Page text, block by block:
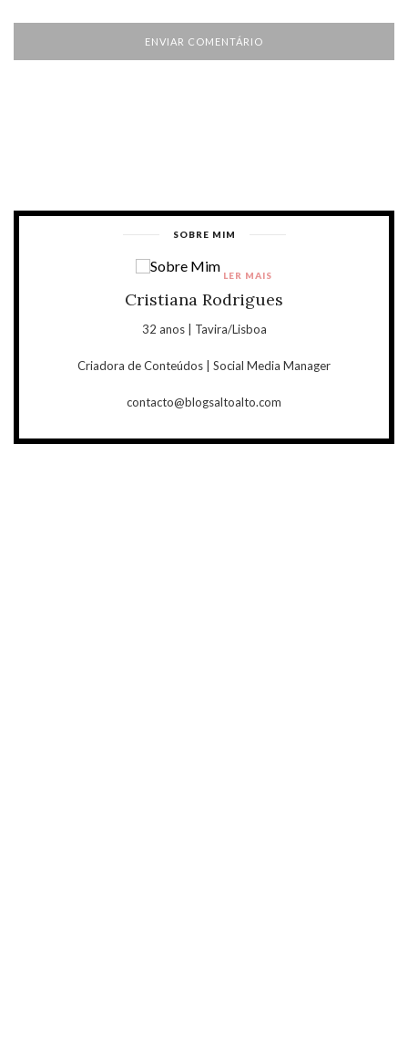
SOBRE MIM
Cristiana Rodrigues
32 anos | Tavira/Lisboa
Criadora de Conteúdos | Social Media Manager
contacto@blogsaltoalto.com
LER MAIS